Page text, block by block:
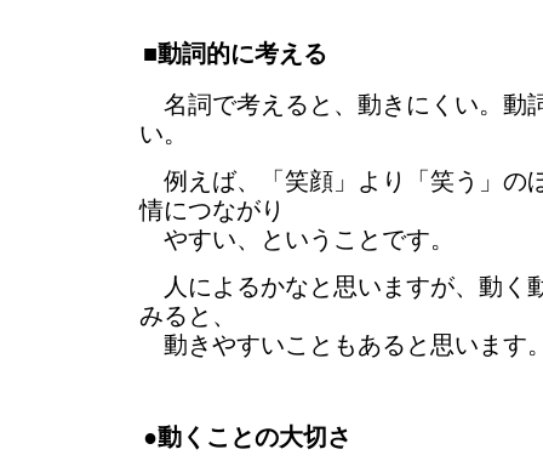
■動詞的に考える
名詞で考えると、動きにくい。動
い。
例えば、「笑顔」より「笑う」の
情につながり
やすい、ということです。
人によるかなと思いますが、動く
みると、
動きやすいこともあると思います
●動くことの大切さ